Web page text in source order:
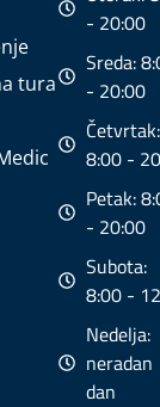
tura
- 20:00
Sreda:
- 20:00
Četvrtak:
8:00 -
Petak:
- 20:00
Subota:
8:00 -
Nedelja:
neradan
dan